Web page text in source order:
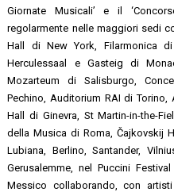
Giornate Musicali’ e il
regolarmente nelle maggiori sedi
Hall di New York, Filarmonica di
Herculessaal e Gasteig di
Mozarteum di Salisburgo,
Pechino, Auditorium RAI di
Hall di Ginevra, St Martin-in-the-
della Musica di Roma, Čajkovskij
Lubiana, Berlino, Santander,
Gerusalemme, nel Puccini
Messico collaborando, con